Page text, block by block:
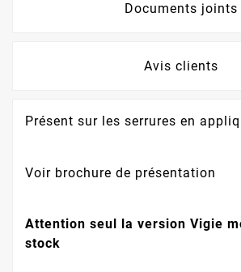
Documents joints
Avis clients
Présent sur les serrures en
Voir brochure de présentation
Attention seul la version Vigie
stock